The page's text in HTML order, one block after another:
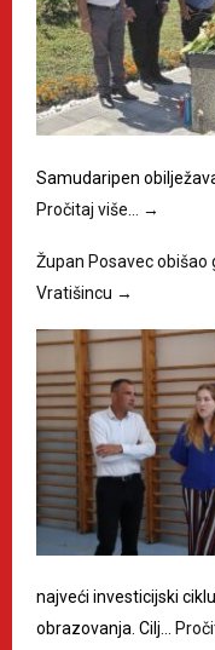
Samudaripen
Pročitaj više…
→
Župan Posavec obišao
Vratišincu →
najveći investicijski
obrazovanja. Cilj…